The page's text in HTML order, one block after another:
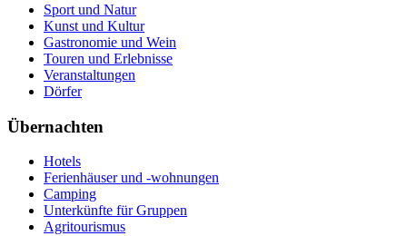
Sport und Natur
Kunst und Kultur
Gastronomie und Wein
Touren und Erlebnisse
Veranstaltungen
Dörfer
Übernachten
Hotels
Ferienhäuser und -wohnungen
Camping
Unterkünfte für Gruppen
Agritourismus